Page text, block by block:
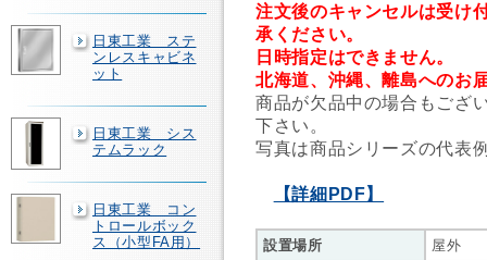
日東工業 ステ
ンレスキャビネ
ット
日東工業 シス
テムラック
日東工業 コン
トロールボック
ス（小型FA用）
注文後のキャンセルは受け
承ください。
日時指定はできません。
北海道、沖縄、離島へのお
商品が欠品中の場合もござ
下さい。
写真は商品シリーズの代表
【詳細PDF】
設置場所
屋外